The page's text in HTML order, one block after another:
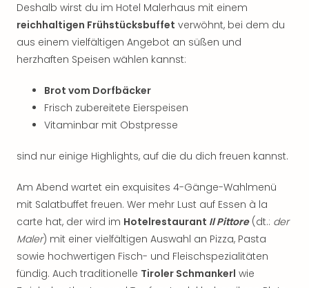
Deshalb wirst du im Hotel Malerhaus mit einem
reichhaltigen Frühstücksbuffet verwöhnt, bei dem du
aus einem vielfältigen Angebot an süßen und
herzhaften Speisen wählen kannst:
Brot vom Dorfbäcker
Frisch zubereitete Eierspeisen
Vitaminbar mit Obstpresse
sind nur einige Highlights, auf die du dich freuen kannst.
Am Abend wartet ein exquisites 4-Gänge-Wahlmenü
mit Salatbuffet freuen. Wer mehr Lust auf Essen à la
carte hat, der wird im Hotelrestaurant Il Pittore(dt.: der
Maler) mit einer vielfältigen Auswahl an Pizza, Pasta
sowie hochwertigen Fisch- und Fleischspezialitäten
fündig. Auch traditionelle Tiroler Schmankerl wie